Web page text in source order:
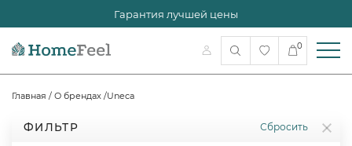
Гарантия лучшей цены
0
Главная / О брендах /Uneca
ФИЛЬТР Сбросить